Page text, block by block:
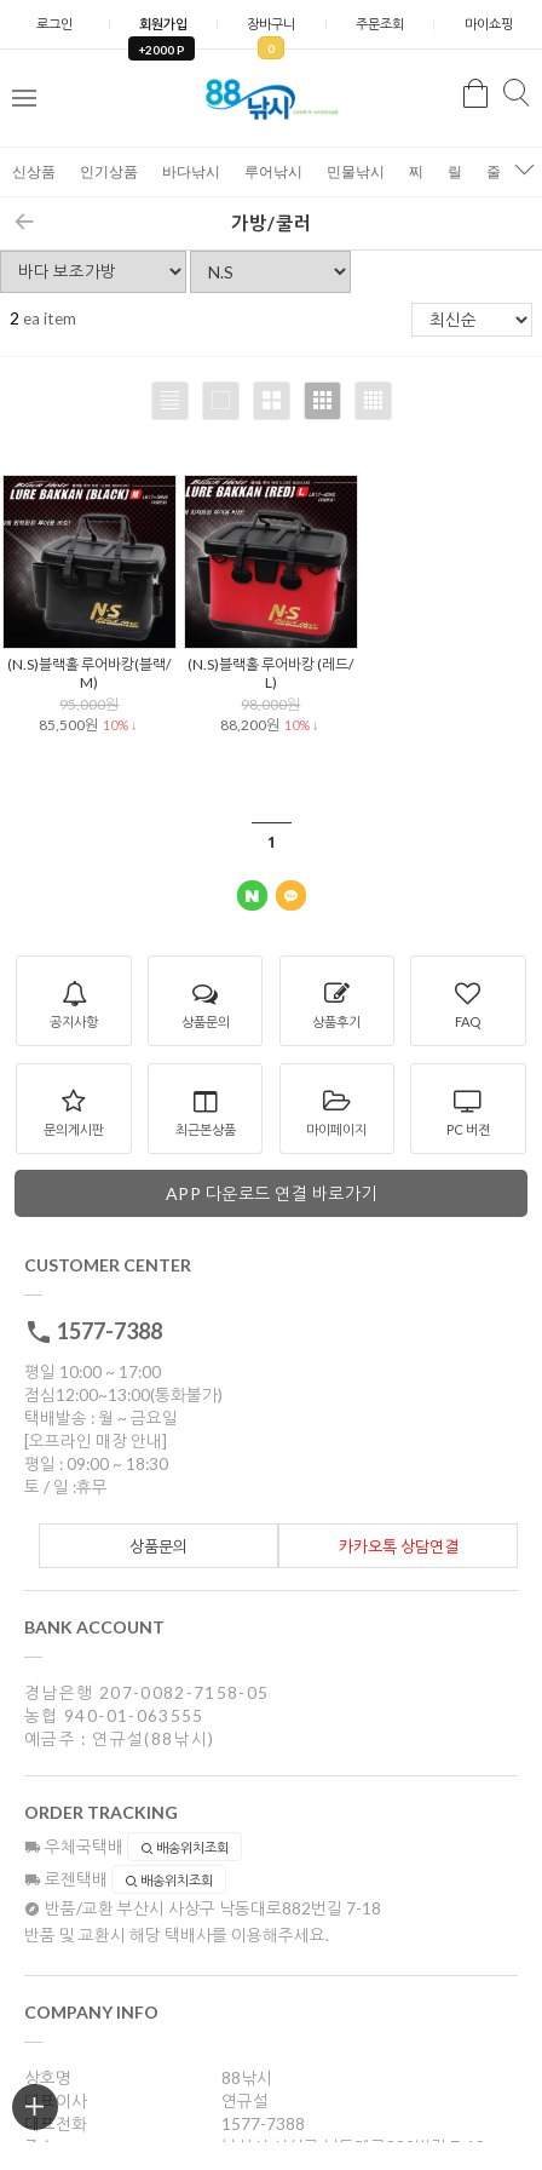
로그인 회원가입
+2000 P
장바구니
0
주문조회 마이쇼핑
검
신상품 인기상품 바다낚시 루어낚시 민물낚시 찌 릴 줄
가방/쿨러
2 ea item
(N.S)블랙홀 루어바캉(블랙/
M)
95,000원
85,500원 10% ↓
(N.S)블랙홀 루어바캉 (레드/
L)
98,000원
88,200원 10% ↓
1
공지사항 상품문의 상품후기 FAQ
문의게시판 최근본상품 마이페이지 PC 버젼
APP 다운로드 연결 바로가기
CUSTOMER CENTER
1577-7388
평일 10:00 ~ 17:00
점심12:00~13:00(통화불가)
택배발송 : 월 ~ 금요일
[오프라인 매장 안내]
평일 : 09:00 ~ 18:30
토 / 일 :휴무
카카오톡 상담연결
상품문의
BANK ACCOUNT
경남은행 207-0082-7158-05
농협 940-01-063555
예금주 : 연규설(88낚시)
ORDER TRACKING
우체국택배 배송위치조회
로젠택배 배송위치조회
반품/교환 부산시 사상구 낙동대로882번길 7-18
반품 및 교환시 해당 택배사를 이용해주세요.
COMPANY INFO
상호명
88낚시
대표이사
연규설
대표전화
1577-7388
주소
부산시 사상구 낙동대로882번길 7-18